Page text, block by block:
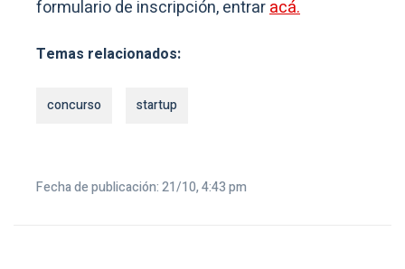
formulario de inscripción, entraracá.
Temas relacionados:
concurso startup
Fecha de publicación: 21/10, 4:43 pm